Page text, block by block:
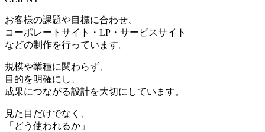
お客様の課題や目標に合わせ、
コーポレートサイト・LP・サービスサイト
などの制作を行っています。
規模や業種に関わらず、
目的を明確にし、
成果につながる設計を大切にしています。
見た目だけでなく、
「どう使われるか」